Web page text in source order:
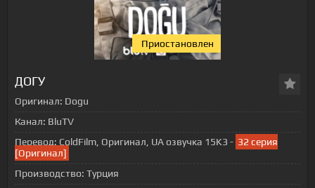
Приостановлен
ДОГУ
Оригинал: Dogu
Канал: BluTV
Перевод: ColdFilm, Оригинал, UA озвучка 15K3 - 32 серия
[Оригинал]
Производство: Турция